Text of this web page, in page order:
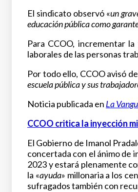
El sindicato observó «un
educación pública como
Para CCOO, incrementar
laborales de las personas
Por todo ello, CCOO avisó
escuela pública y sus
Noticia publicada en La
CCOO critica la inyección
El Gobierno de Imanol
concertada con el ánimo de
2023 y estará plenamente
la «ayuda» millonaria a los
sufragados también con